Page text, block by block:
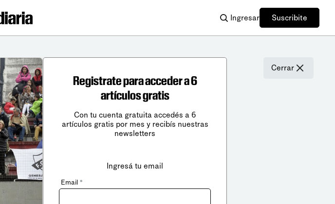
Ingresar Suscribite
Cerrar
Registrate para acceder a 6
artículos gratis
Con tu cuenta gratuita accedés a 6
artículos gratis por mes y recibís nuestras
newsletters
Ingresá tu email
Email *